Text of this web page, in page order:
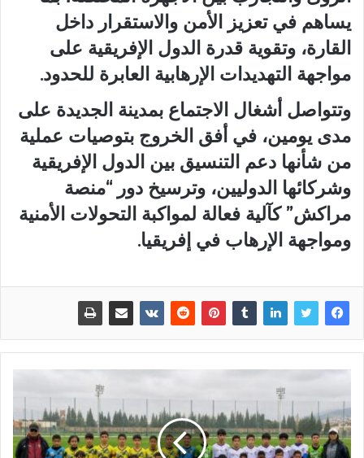
يساهم في تعزيز الأمن والاستقرار داخل
القارة، وتقوية قدرة الدول الإفريقية على
مواجهة التهديدات الإرهابية العابرة للحدود.
وتتواصل أشغال الاجتماع بمدينة الجديدة على
مدى يومين، في أفق الخروج بتوصيات عملية
من شأنها دعم التنسيق بين الدول الإفريقية
وشركائها الدوليين، وترسيخ دور “منصة
مراكش” كآلية فعالة لمواكبة التحولات الأمنية
ومواجهة الإرهاب في إفريقيا.